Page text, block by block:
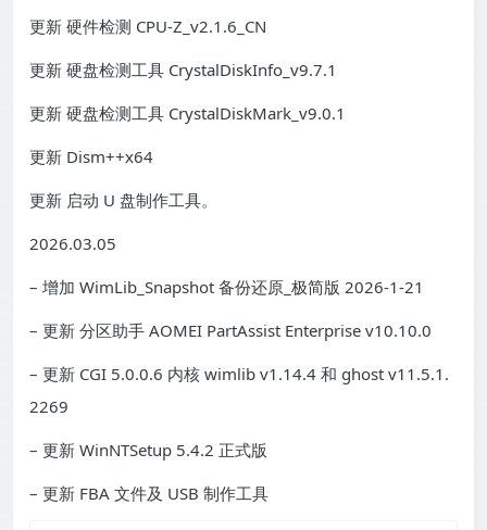
更新 硬件检测 CPU-Z_v2.1.6_CN
更新 硬盘检测工具 CrystalDiskInfo_v9.7.1
更新 硬盘检测工具 CrystalDiskMark_v9.0.1
更新 Dism++x64
更新 启动 U 盘制作工具。
2026.03.05
– 增加 WimLib_Snapshot 备份还原_极简版 2026-1-21
– 更新 分区助手 AOMEI PartAssist Enterprise v10.10.0
– 更新 CGI 5.0.0.6 内核 wimlib v1.14.4 和 ghost v11.5.1.
2269
– 更新 WinNTSetup 5.4.2 正式版
– 更新 FBA 文件及 USB 制作工具